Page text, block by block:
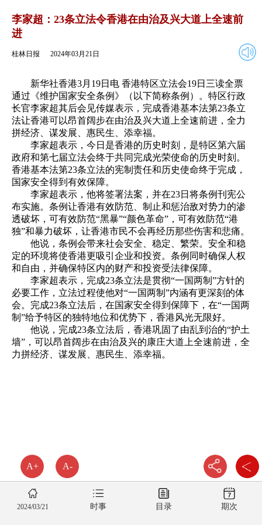
A+ A-
2024年03月21日
李家超：23条立法令香港在由治及兴大道上全速前
进
桂林日报 2024年03月21日
新华社香港3月19日电 香港特区立法会19日三读全票
通过《维护国家安全条例》（以下简称条例）。特区行政
长官李家超其后会见传媒表示，完成香港基本法第23条立
法让香港可以昂首阔步在由治及兴大道上全速前进，全力
拼经济、谋发展、惠民生、添幸福。
李家超表示，今日是香港的历史时刻，是特区第六届
政府和第七届立法会终于共同完成光荣使命的历史时刻。
香港基本法第23条立法的宪制责任和历史使命终于完成，
国家安全得到有效保障。
李家超表示，他将签署法案，并在23日将条例刊宪公
布实施。条例让香港有效防范、制止和惩治敌对势力的渗
透破坏，可有效防范“黑暴”“颜色革命”，可有效防范“港
独”和暴力破坏，让香港市民不会再经历那些伤害和悲痛。
他说，条例会带来社会安全、稳定、繁荣。安全和稳
定的环境将使香港更吸引企业和投资。条例同时确保人权
和自由，并确保特区内的财产和投资受法律保障。
李家超表示，完成23条立法是贯彻“一国两制”方针的
必要工作，立法过程使他对“一国两制”内涵有更深刻的体
会。完成23条立法后，在国家安全得到保障下，在“一国两
制”给予特区的独特地位和优势下，香港风光无限好。
他说，完成23条立法后，香港巩固了由乱到治的“护土
墙”，可以昂首阔步在由治及兴的康庄大道上全速前进，全
力拼经济、谋发展、惠民生、添幸福。
2024/03/21 时事 目录 期次